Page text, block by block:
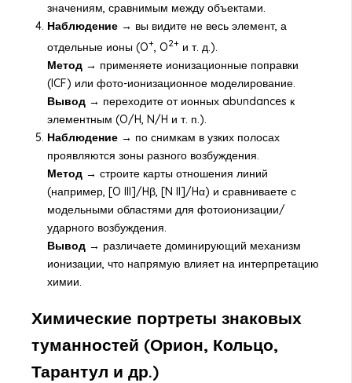
значениям, сравнимым между объектами.
Наблюдение → вы видите не весь элемент, а
отдельные ионы (O+, O2+ и т. д.).
Метод → применяете ионизационные поправки
(ICF) или фото-ионизационное моделирование.
Вывод → переходите от ионных abundances к
элементным (O/H, N/H и т. п.).
Наблюдение → по снимкам в узких полосах
проявляются зоны разного возбуждения.
Метод → строите карты отношения линий
(например, [O III]/Hβ, [N II]/Hα) и сравниваете с
модельными областями для фотоионизации/
ударного возбуждения.
Вывод → различаете доминирующий механизм
ионизации, что напрямую влияет на интерпретацию
химии.
Химические портреты знаковых
туманностей (Орион, Кольцо,
Тарантул и др.)